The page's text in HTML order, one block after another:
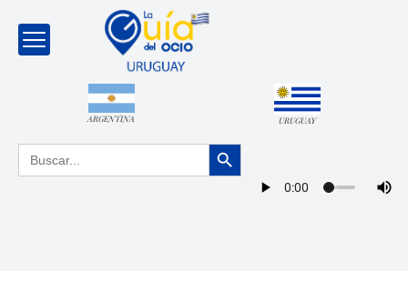
ARGENTINA URUGUAY
Buscar: Botón de búsqueda